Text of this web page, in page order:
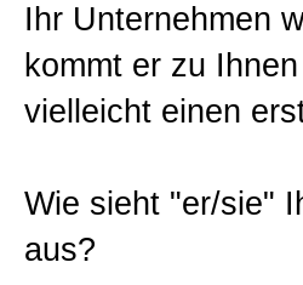
Ihr Unternehmen
kommt er zu
vielleicht einen
Wie sieht "er/sie"
aus?